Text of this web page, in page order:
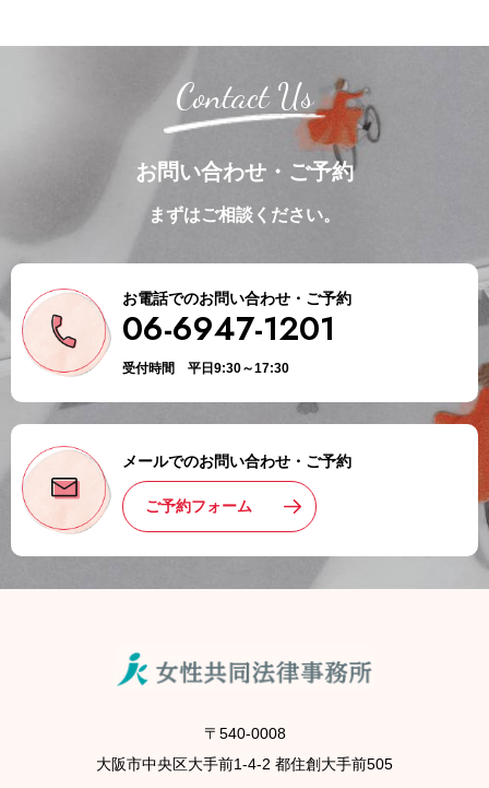
Contact Us
お問い合わせ・ご予約
まずはご相談ください。
お電話でのお問い合わせ・ご予約
06-6947-1201
受付時間 平日9:30～17:30
メールでのお問い合わせ・ご予約
ご予約フォーム
〒540-0008
大阪市中央区大手前1-4-2 都住創大手前505